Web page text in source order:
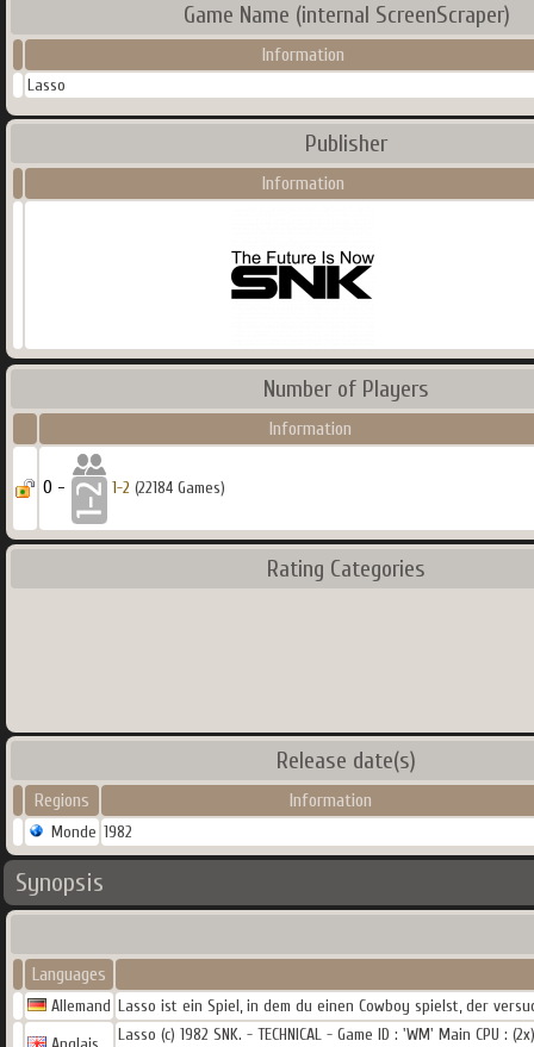
Game Name (internal ScreenScraper)
Information
Lasso
Publisher
Information
Number of Players
Information
0 - 1-2 (22184 Games)
Rating Categories
Release date(s)
Regions Information
Monde 1982
Synopsis
Languages
Allemand Lasso ist ein Spiel, in dem du einen Cowboy spielst, der
Lasso (c) 1982 SNK. - TECHNICAL - Game ID : 'WM' Main CPU